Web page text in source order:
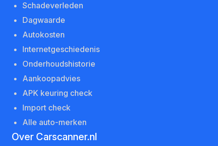
Schadeverleden
Dagwaarde
Autokosten
Internetgeschiedenis
Onderhoudshistorie
Aankoopadvies
APK keuring check
Import check
Alle auto-merken
Over Carscanner.nl